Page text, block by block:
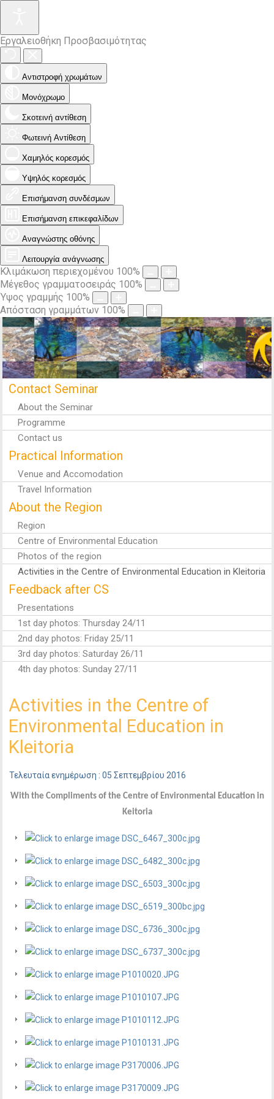
Εργαλειοθήκη Προσβασιμότητας
Αντιστροφή χρωμάτων
Μονόχρωμο
Σκοτεινή αντίθεση
Φωτεινή Αντίθεση
Χαμηλός κορεσμός
Υψηλός κορεσμός
Επισήμανση συνδέσμων
Επισήμανση επικεφαλίδων
Αναγνώστης οθόνης
Λειτουργία ανάγνωσης
Κλιμάκωση περιεχομένου 100%
Μέγεθος γραμματοσειράς 100%
Ύψος γραμμής 100%
Απόσταση γραμμάτων 100%
Contact Seminar
About the Seminar
Programme
Contact us
Practical Information
Venue and Accomodation
Travel Information
About the Region
Region
Centre of Environmental Education
Photos of the region
Activities in the Centre of Environmental Education in Kleitoria
Feedback after CS
Presentations
1st day photos: Thursday 24/11
2nd day photos: Friday 25/11
3rd day photos: Saturday 26/11
4th day photos: Sunday 27/11
Activities in the Centre of
Environmental Education in
Kleitoria
Τελευταία ενημέρωση : 05 Σεπτεμβρίου 2016
With the Compliments of the Centre of Environmental Education in
Keitoria